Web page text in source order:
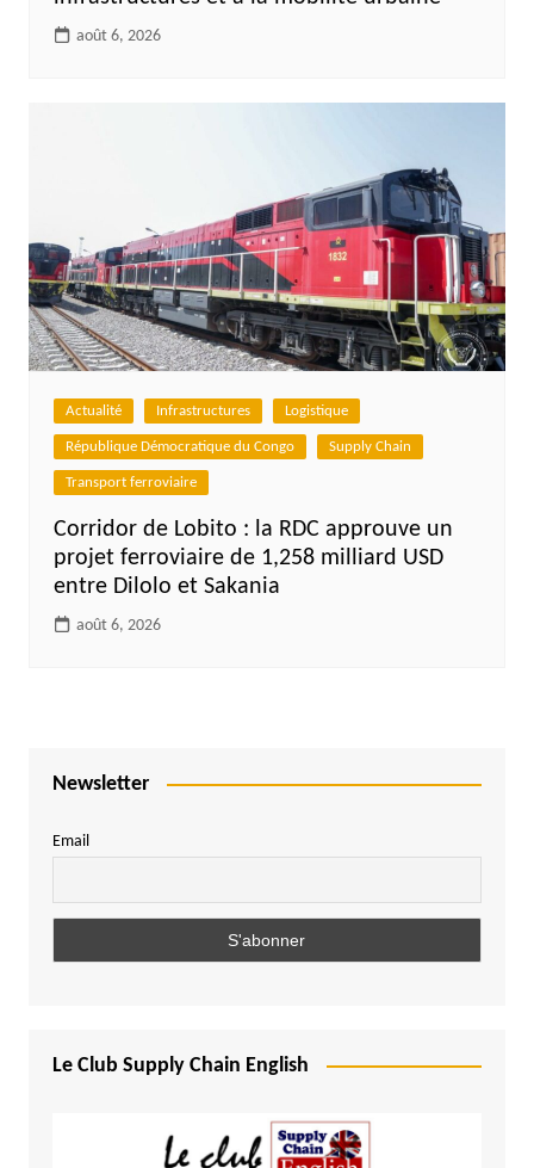
août 6, 2026
Actualité Infrastructures Logistique
République Démocratique du Congo Supply Chain
Transport ferroviaire
Corridor de Lobito : la RDC approuve un
projet ferroviaire de 1,258 milliard USD
entre Dilolo et Sakania
août 6, 2026
Newsletter
Email
Le Club Supply Chain English